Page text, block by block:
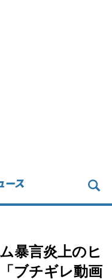
暴言炎上のヒ
ブチギレ動画